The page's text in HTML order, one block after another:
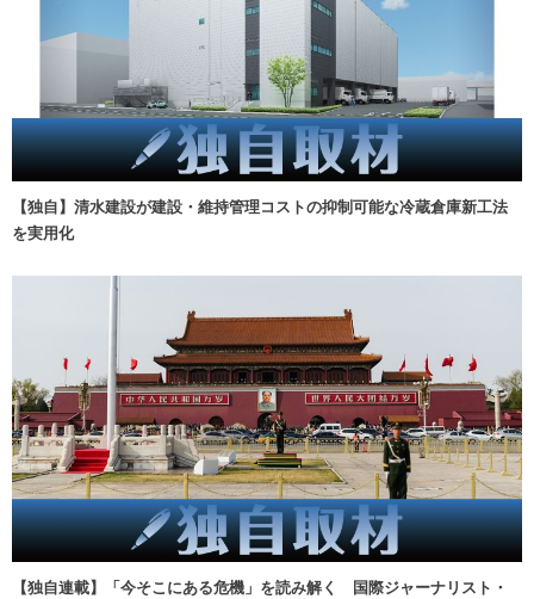
【独自】清水建設が建設・維持管理コストの抑制可能な冷蔵倉庫新工法
を実用化
【独自連載】「今そこにある危機」を読み解く 国際ジャーナリスト・